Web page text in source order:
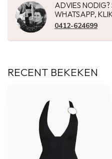
ADVIES
WHATSAPP,
0412-624699
RECENT BEKEKEN